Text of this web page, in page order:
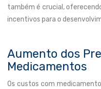
também é crucial,
incentivos para o
Aumento dos
Medicamentos
Os custos com